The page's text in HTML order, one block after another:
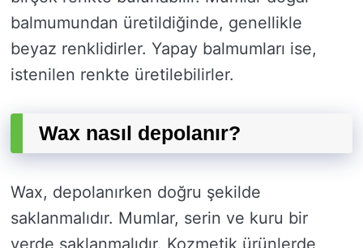
balmumundan üretildiğinde, genellikle
beyaz renklidirler. Yapay balmumları ise,
istenilen renkte üretilebilirler.
Wax nasıl depolanır?
Wax, depolanırken doğru şekilde
saklanmalıdır. Mumlar, serin ve kuru bir
yerde saklanmalıdır. Kozmetik ürünlerde